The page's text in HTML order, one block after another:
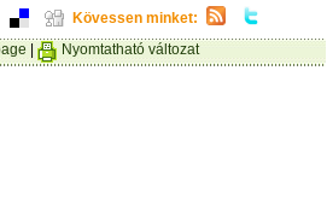
Kövessen minket:
Nyomtatható változat